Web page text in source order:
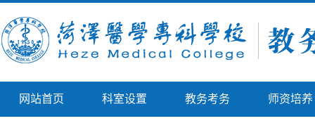
网站首页 科室设置 教务考务 师资培养